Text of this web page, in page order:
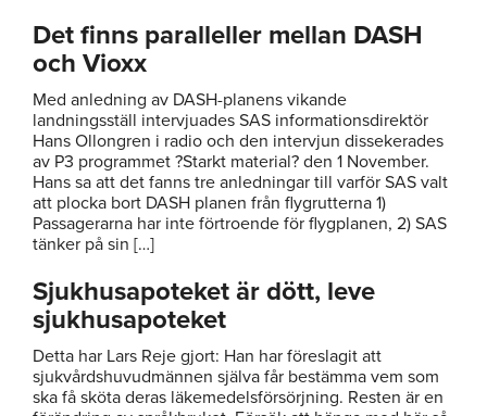
Det finns paralleller mellan DASH
och Vioxx
Med anledning av DASH-planens vikande
landningsställ intervjuades SAS informationsdirektör
Hans Ollongren i radio och den intervjun dissekerades
av P3 programmet ?Starkt material? den 1 November.
Hans sa att det fanns tre anledningar till varför SAS valt
att plocka bort DASH planen från flygrutterna 1)
Passagerarna har inte förtroende för flygplanen, 2) SAS
tänker på sin […]
Sjukhusapoteket är dött, leve
sjukhusapoteket
Detta har Lars Reje gjort: Han har föreslagit att
sjukvårdshuvudmännen själva får bestämma vem som
ska få sköta deras läkemedelsförsörjning. Resten är en